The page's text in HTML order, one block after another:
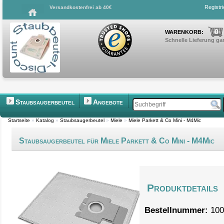
Versandkostenfrei ab 40€
WARENKORB: 0
Schnelle Lieferung
Staubsaugerbeutel Angebote
Startseite » Katalog » Staubsaugerbeutel » Miele » Miele Parkett & Co Mini - M4Mic
Staubsaugerbeutel für Miele Parkett & Co Mini - M4Mic
Produktdetails
Bestellnummer: